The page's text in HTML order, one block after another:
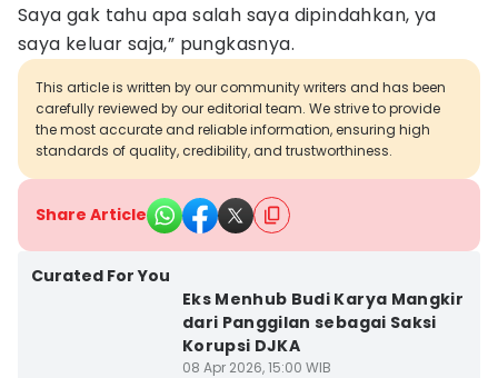
Saya gak tahu apa salah saya dipindahkan, ya
saya keluar saja,” pungkasnya.
This article is written by our community writers and has been
carefully reviewed by our editorial team. We strive to provide
the most accurate and reliable information, ensuring high
standards of quality, credibility, and trustworthiness.
Share Article
Curated For You
Eks Menhub Budi Karya Mangkir
dari Panggilan sebagai Saksi
Korupsi DJKA
08 Apr 2026, 15:00 WIB